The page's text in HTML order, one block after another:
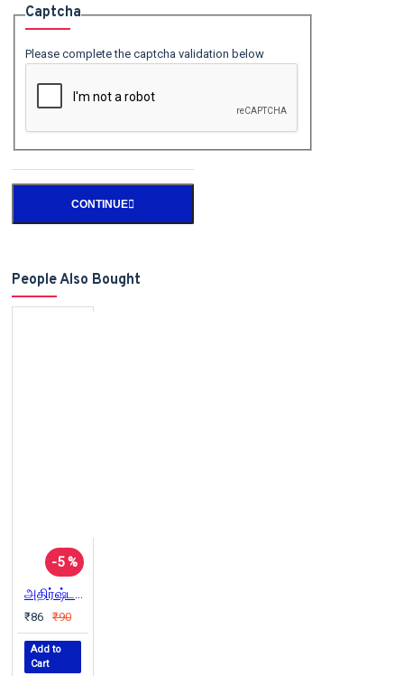
Captcha
Please complete the captcha validation below
CONTINUE
People Also Bought
-5 %
அதிர்ஷ்டம் அளிக்கும் விருட்ச சாஸ்திரம்
₹86 ₹90
Add to
Cart